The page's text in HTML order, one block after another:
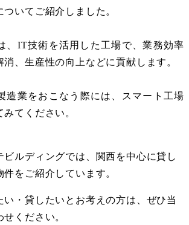
いてご紹介しました。
、 IT技術を活用した工場で、業務効率
、生産性の向上などに貢献します。
造業をおこなう際には、スマート工場
てください。
ビルディングでは、関西を中心に貸し
をご紹介しています。
い・貸したいとお考えの方は、ぜひ当
ください。